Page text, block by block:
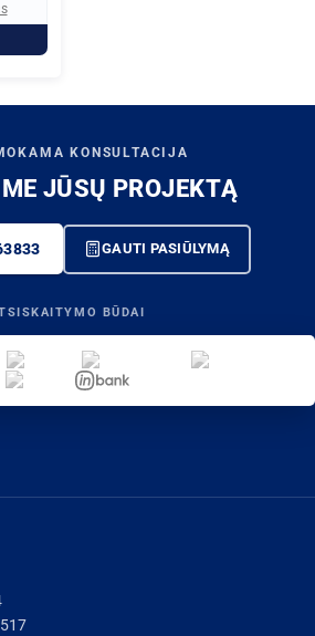
KONSULTACIJA
JŪSŲ PROJEKTĄ
GAUTI PASIŪLYMĄ
BŪDAI